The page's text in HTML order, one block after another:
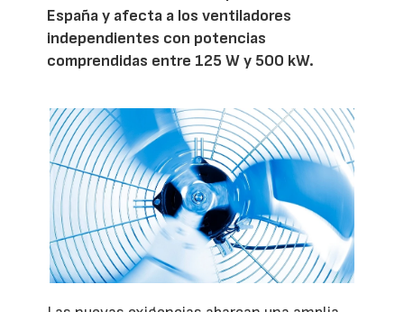
España y afecta a los ventiladores
independientes con potencias
comprendidas entre 125 W y 500 kW.